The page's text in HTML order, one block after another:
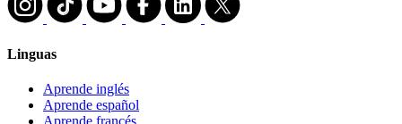
Linguas
Aprende inglés
Aprende español
Aprende francés